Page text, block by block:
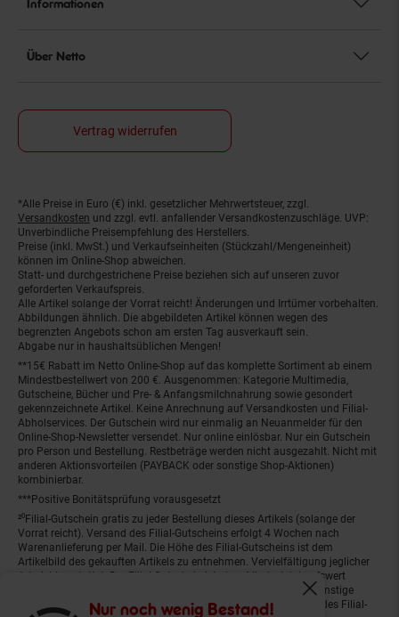
Nur noch wenig Bestand!
Fenster
Informationen
Über Netto
Vertrag widerrufen
Fußnoten
*Alle Preise in Euro (€) inkl. gesetzlicher Mehrwertsteuer, zzgl.
Versandkosten und zzgl. evtl. anfallender Versandkostenzuschläge. UVP:
Unverbindliche Preisempfehlung des Herstellers.
Preise (inkl. MwSt.) und Verkaufseinheiten (Stückzahl/Mengeneinheit)
können im Online-Shop abweichen.
Statt- und durchgestrichene Preise beziehen sich auf unseren zuvor
geforderten Verkaufspreis.
Alle Artikel solange der Vorrat reicht! Änderungen und Irrtümer vorbehalten.
Abbildungen ähnlich. Die abgebildeten Artikel können wegen des
begrenzten Angebots schon am ersten Tag ausverkauft sein.
Abgabe nur in haushaltsüblichen Mengen!
**15€ Rabatt im Netto Online-Shop auf das komplette Sortiment ab einem
Mindestbestellwert von 200 €. Ausgenommen: Kategorie Multimedia,
Gutscheine, Bücher und Pre- & Anfangsmilchnahrung sowie gesondert
gekennzeichnete Artikel. Keine Anrechnung auf Versandkosten und Filial-
Abholservices. Der Gutschein wird nur einmalig an Neuanmelder für den
Online-Shop-Newsletter versendet. Nur online einlösbar. Nur ein Gutschein
pro Person und Bestellung. Restbeträge werden nicht ausgezahlt. Nicht mit
anderen Aktionsvorteilen (PAYBACK oder sonstige Shop-Aktionen)
kombinierbar.
***Positive Bonitätsprüfung vorausgesetzt
²⁰Filial-Gutschein gratis zu jeder Bestellung dieses Artikels (solange der
Vorrat reicht). Versand des Filial-Gutscheins erfolgt 4 Wochen nach
Warenanlieferung per Mail. Die Höhe des Filial-Gutscheins ist dem
Artikelbild des gekauften Artikels zu entnehmen. Vervielfältigung jeglicher
Art nicht gestattet. Der Filial-Gutschein ist ohne Mindesteinkaufswert
einlösbar. Nicht mit anderen Aktionsvorteilen (PAYBACK oder sonstige
Shop-Aktionen) kombinierbar. Der jeweilige Gültigkeitszeitraum des Filial-